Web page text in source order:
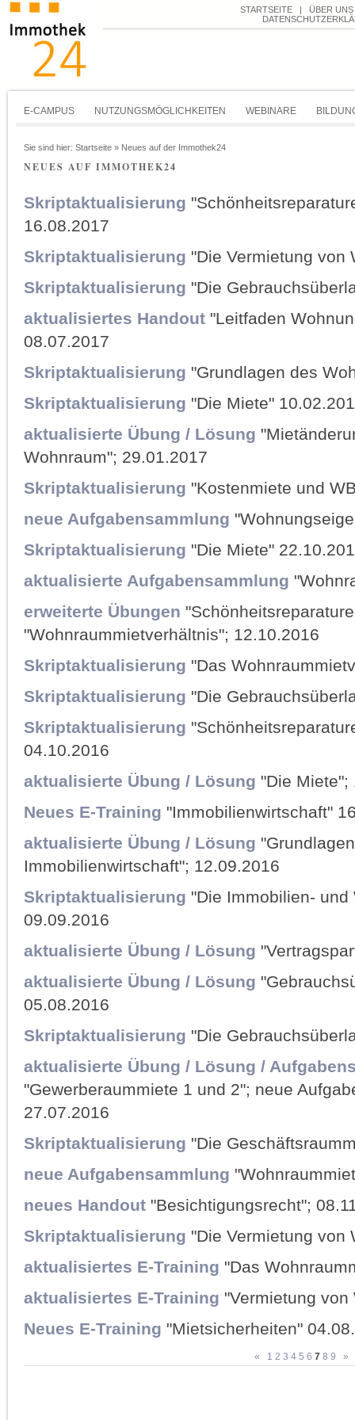
STARTSEITE |
ÜBER UNS
E-CAMPUS NUTZUNGSMÖGLICHKEITEN WEBINARE
Sie sind hier: Startseite » Neues auf der Immothek24
NEUES AUF IMMOTHEK24
Skriptaktualisierung
16.08.2017
Skriptaktualisierung "Die Vermietung von
Skriptaktualisierung "Die
aktualisiertes Handout "Leitfaden
08.07.2017
Skriptaktualisierung "Grundlagen des
Skriptaktualisierung "Die Miete"
aktualisierte Übung / Lösung
Wohnraum"; 29.01.2017
Skriptaktualisierung "Kostenmiete und
neue Aufgabensammlung
Skriptaktualisierung "Die Miete"
aktualisierte Aufgabensammlung
erweiterte Übungen
"Wohnraummietverhältnis"; 12.10.2016
Skriptaktualisierung "Das
Skriptaktualisierung "Die
Skriptaktualisierung
04.10.2016
aktualisierte Übung / Lösung "Die Miete";
Neues E-Training "Immobilienwirtschaft"
aktualisierte Übung / Lösung
Immobilienwirtschaft"; 12.09.2016
Skriptaktualisierung "Die Immobilien-
09.09.2016
aktualisierte Übung / Lösung
aktualisierte Übung / Lösung
05.08.2016
Skriptaktualisierung "Die
aktualisierte Übung / Lösung /
"Gewerberaummiete 1 und 2"; neue
27.07.2016
Skriptaktualisierung "Die
neue Aufgabensammlung
neues Handout "Besichtigungsrecht";
Skriptaktualisierung "Die Vermietung von
aktualisiertes E-Training "Das
aktualisiertes E-Training "Vermietung
Neues E-Training "Mietsicherheiten"
« 1 2 3 4 5 6 7 8 9 »